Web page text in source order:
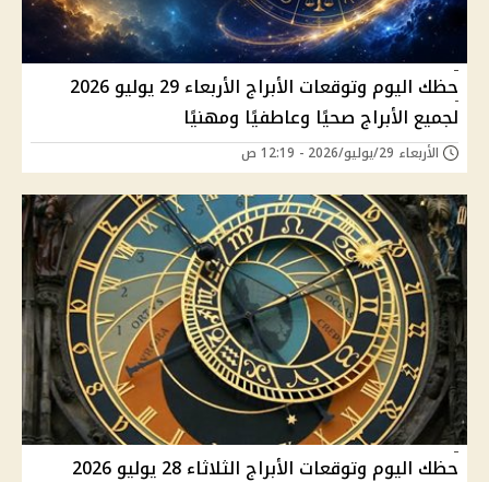
حظك اليوم وتوقعات الأبراج الأربعاء 29 يوليو 2026
لجميع الأبراج صحيًا وعاطفيًا ومهنيًا
الأربعاء 29/يوليو/2026 - 12:19 ص
حظك اليوم وتوقعات الأبراج الثلاثاء 28 يوليو 2026